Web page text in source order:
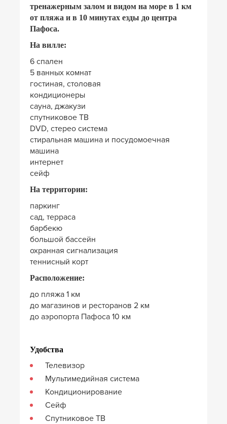
тренажерным залом и видом на море в 1 км
от пляжа и в 10 минутах езды до центра
Пафоса.
На вилле:
6 спален
5 ванных комнат
гостиная, столовая
кондиционеры
сауна, джакузи
спутниковое ТВ
DVD, стерео система
стиральная машина и посудомоечная
машина
интернет
сейф
На территории:
паркинг
сад, терраса
барбекю
большой бассейн
охранная сигнализация
теннисный корт
Расположение:
до пляжа 1 км
до магазинов и ресторанов 2 км
до аэропорта Пафоса 10 км
Удобства
Телевизор
Мультимедийная система
Кондиционирование
Сейф
Спутниковое ТВ